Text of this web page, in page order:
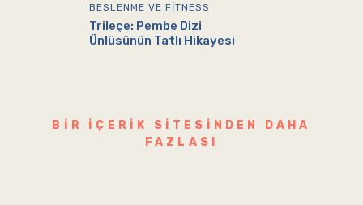
BESLENME VE FITNESS
Trileçe: Pembe Dizi
Ünlüsünün Tatlı Hikayesi
BIR IÇERIK SITESINDEN DAHA
FAZLASI